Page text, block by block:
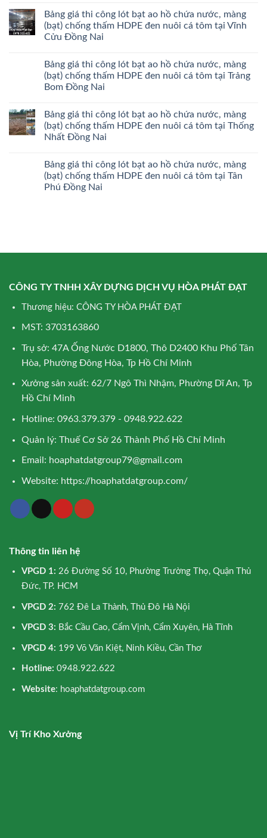
Bảng giá thi công lót bạt ao hồ chứa nước, màng
(bạt) chống thấm HDPE đen nuôi cá tôm tại Vĩnh
Cửu Đồng Nai
Bảng giá thi công lót bạt ao hồ chứa nước, màng
(bạt) chống thấm HDPE đen nuôi cá tôm tại Trảng
Bom Đồng Nai
Bảng giá thi công lót bạt ao hồ chứa nước, màng
(bạt) chống thấm HDPE đen nuôi cá tôm tại Thống
Nhất Đồng Nai
Bảng giá thi công lót bạt ao hồ chứa nước, màng
(bạt) chống thấm HDPE đen nuôi cá tôm tại Tân
Phú Đồng Nai
CÔNG TY TNHH XÂY DỰNG DỊCH VỤ HÒA PHÁT ĐẠT
Thương hiệu: CÔNG TY HÒA PHÁT ĐẠT
MST: 3703163860
Trụ sở: 47A Ống Nước D1800, Thô D2400 Khu Phố Tân
Hòa, Phường Đông Hòa, Tp Hồ Chí Minh
Xưởng sản xuất: 62/7 Ngô Thì Nhậm, Phường Dĩ An, Tp
Hồ Chí Minh
Hotline: 0963.379.379 - 0948.922.622
Quản lý: Thuế Cơ Sở 26 Thành Phố Hồ Chí Minh
Email: hoaphatdatgroup79@gmail.com
Website: https://hoaphatdatgroup.com/
Thông tin liên hệ
VPGD 1: 26 Đường Số 10, Phường Trường Thọ, Quận Thủ
Đức, TP. HCM
VPGD 2: 762 Đê La Thành, Thủ Đô Hà Nội
VPGD 3: Bắc Cầu Cao, Cẩm Vịnh, Cẩm Xuyên, Hà Tĩnh
VPGD 4: 199 Võ Văn Kiệt, Ninh Kiều, Cần Thơ
Hotline: 0948.922.622
Website: hoaphatdatgroup.com
Vị Trí Kho Xưởng